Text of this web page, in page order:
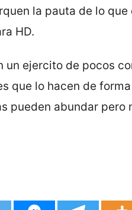
la pauta de lo
HD.
un ejercito de pocos
que lo hacen de
pueden abundar pero